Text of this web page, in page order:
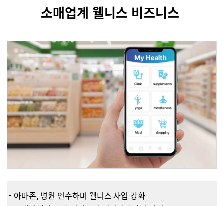
소매업계 웰니스 비즈니스
- 아마존, 병원 인수하며 웰니스 사업 강화